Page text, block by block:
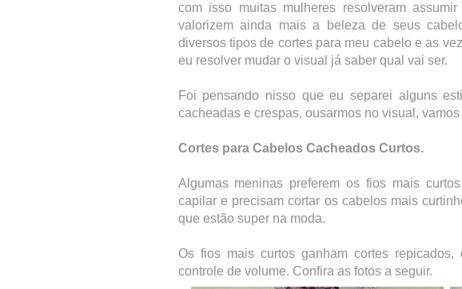
com isso muitas mulheres resolveram
valorizem ainda mais a beleza de seus
diversos tipos de cortes para meu cabelo e as
eu resolver mudar o visual já saber qual vai ser.
Foi pensando nisso que eu separei alguns
cacheadas e crespas, ousarmos no visual, vamos
Cortes para Cabelos Cacheados Curtos.
Algumas meninas preferem os fios mais
capilar e precisam cortar os cabelos mais
que estão super na moda.
Os fios mais curtos ganham cortes
controle de volume. Confira as fotos a seguir.